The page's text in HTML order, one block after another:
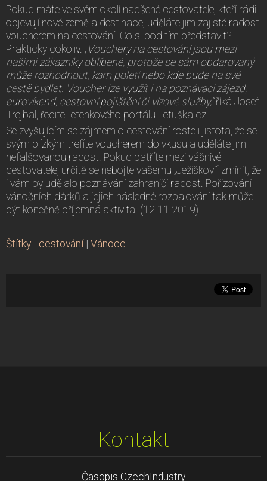
Pokud máte ve svém okolí nadšené cestovatele, kteří rádi
objevují nové země a destinace, uděláte jim zajisté radost
voucherem na cestování. Co si pod tím představit?
Prakticky cokoliv. „ Vouchery na cestování jsou mezi
našimi zákazníky oblíbené, protože se sám obdarovaný
může rozhodnout, kam poletí nebo kde bude na své
cestě bydlet. Voucher lze využít i na poznávací zájezd,
eurovíkend, cestovní pojištění či vízové služby,“říká Josef
Trejbal, ředitel letenkového portálu Letuška.cz.
Se zvyšujícím se zájmem o cestování roste i jistota, že se
svým blízkým trefíte voucherem do vkusu a uděláte jim
nefalšovanou radost. Pokud patříte mezi vášnivé
cestovatele, určitě se nebojte vašemu „Ježíškovi“ zmínit, že
i vám by udělalo poznávání zahraničí radost. Pořizování
vánočních dárků a jejich následné rozbalování tak může
být konečně příjemná aktivita. (12.11.2019)
Štítky: cestování | Vánoce
Kontakt
Časopis CzechIndustry